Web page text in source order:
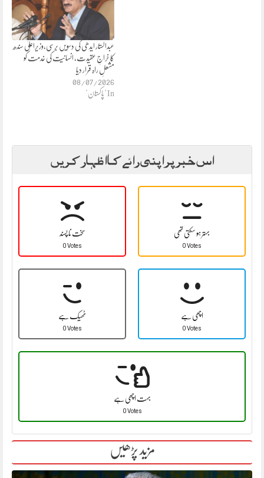
عبدالستار ایدھی کی دسویں برسی،وزیراعلیٰ سندھ
کا خراجِ عقیدت، انسانیت کی خدمت کو
مشعلِ راہ قرار دیا
08/07/2026
In "پاکستان"
اس خبر پر اپنی رائے کا اظہار کریں
سخت نا پسند
0 Votes
بہتر ہو سکتی تھی
0 Votes
ٹھیک ہے
0 Votes
اچھی ہے
0 Votes
بہت اچھی ہے
0 Votes
مزید پڑھیں